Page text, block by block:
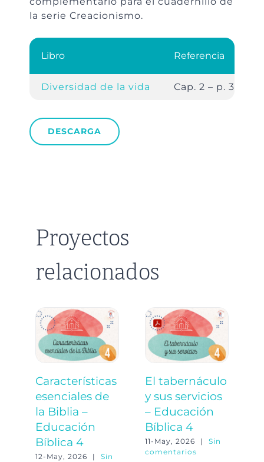
la serie Creacionismo.
Libro Referencia
Diversidad de la vida Cap. 2 – p. 36
DESCARGA
Proyectos
relacionados
Características
esenciales de
la Biblia –
Educación
Bíblica 4
12-May, 2026 |
Sin
El tabernáculo
y sus servicios
– Educación
Bíblica 4
11-May, 2026 |
Sin
comentarios